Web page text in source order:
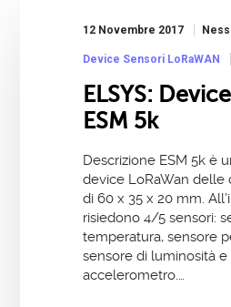
12 Novembre 2017
Device Sensori LoRaWAN
ELSYS:
ESM 5k
Descrizione ESM 5k è
device LoRaWan delle
di 60 x 35 x 20 mm.
risiedono 4/5 sensori:
temperatura, sensore
sensore di luminosità e
accelerometro.…